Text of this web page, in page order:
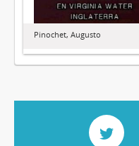
Pinochet, Augusto